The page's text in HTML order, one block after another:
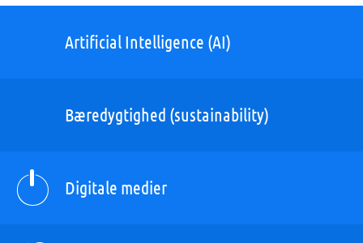
Artificial Intelligence (AI)
Bæredygtighed (sustainability)
Digitale medier